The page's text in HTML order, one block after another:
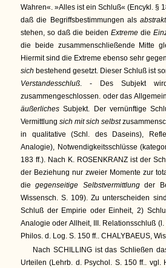
Wahren«. »Alles ist ein Schluß« (Encykl. §
daß die Begriffsbestimmungen als
stehen, so daß die beiden Extreme die
die beide zusammenschließende Mitte
Hiermit sind die Extreme ebenso sehr
sich bestehend gesetzt. Dieser Schluß ist
Verstandesschluß. - Des Subjekt
zusammengeschlossen. oder das
äußerlichesSubjekt. Der vernünftige
Vermittlungsich mit sich selbst
in qualitative (Schl. des Daseins),
Analogie), Notwendigkeitsschlüsse
183 ff.). Nach K. ROSENKRANZ ist der
der Beziehung nur zweier Momente zur
diegegenseitige Selbstvermittlungder
Wissensch. S. 109). Zu unterscheiden
Schluß der Empirie oder Einheit, 2)
Analogie oder Allheit, III. Relationsschluß (l.
Philos. d. Log. S. 150 ff.. CHALYBAEUS,
Nach SCHILLING ist das Schließen
Urteilen (Lehrb. d. Psychol. S. 150 ff.. vgl.